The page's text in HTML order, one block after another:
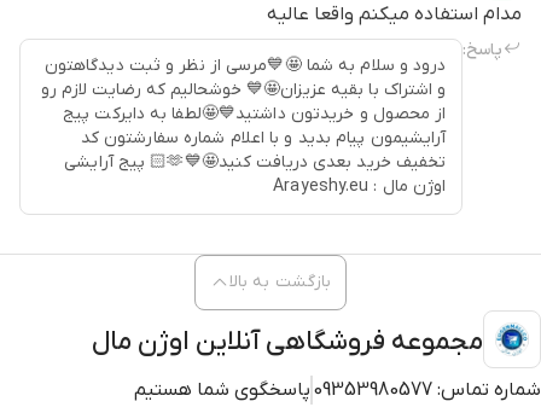
مدام استفاده میکنم واقعا عالیه
پاسخ:
درود و سلام به شما 🤩💙مرسی از نظر و ثبت دیدگاهتون
و اشتراک با بقیه عزیزان🤩💙 خوشحالیم که رضایت لازم رو
از محصول و خریدتون داشتید💙🤩لطفا به دایرکت پیج
آرایشیمون پیام بدید و با اعلام شماره سفارشتون کد
تخفیف خرید بعدی دریافت کنید🤩💙🫶🏻 پیج آرایشی
اوژن مال : Arayeshy.eu
مجموعه فروشگاهی آنلاین اوژن مال
شماره تماس: 09353980577 پاسخگوی شما هستیم
بازگشت به بالا